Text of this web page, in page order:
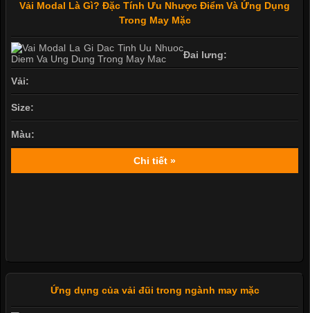
Vải Modal Là Gì? Đặc Tính Ưu Nhược Điểm Và Ứng Dụng
Trong May Mặc
Đai lưng:
Vải:
Size:
Màu:
Chi tiết »
Ứng dụng của vải đũi trong ngành may mặc